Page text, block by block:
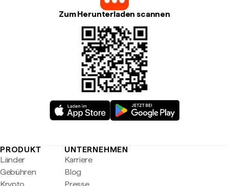
Zum Herunterladen scannen
PRODUKT
Länder
Gebühren
UNTERNEHMEN
Karriere
Blog